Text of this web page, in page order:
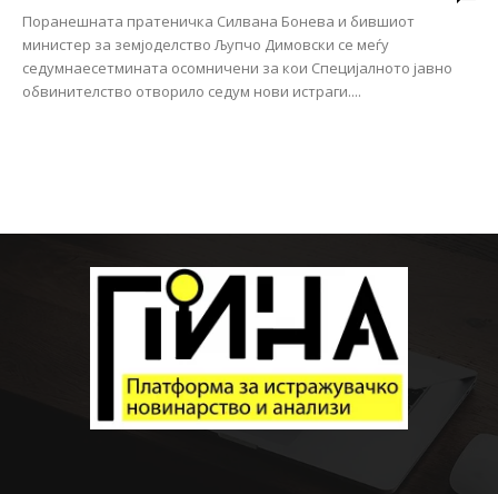
Поранешната пратеничка Силвана Бонева и бившиот
министер за земјоделство Љупчо Димовски се меѓу
седумнаесетмината осомничени за кои Специјалното јавно
обвинителство отворило седум нови истраги....